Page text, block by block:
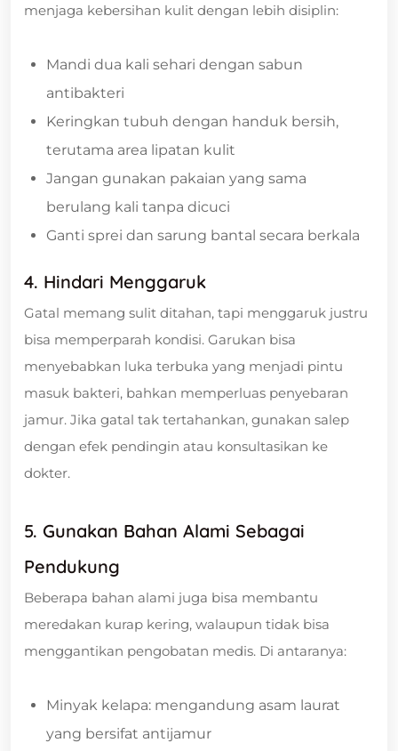
menjaga kebersihan kulit dengan lebih disiplin:
Mandi dua kali sehari dengan sabun
antibakteri
Keringkan tubuh dengan handuk bersih,
terutama area lipatan kulit
Jangan gunakan pakaian yang sama
berulang kali tanpa dicuci
Ganti sprei dan sarung bantal secara berkala
4. Hindari Menggaruk
Gatal memang sulit ditahan, tapi menggaruk justru
bisa memperparah kondisi. Garukan bisa
menyebabkan luka terbuka yang menjadi pintu
masuk bakteri, bahkan memperluas penyebaran
jamur. Jika gatal tak tertahankan, gunakan salep
dengan efek pendingin atau konsultasikan ke
dokter.
5. Gunakan Bahan Alami Sebagai
Pendukung
Beberapa bahan alami juga bisa membantu
meredakan kurap kering, walaupun tidak bisa
menggantikan pengobatan medis. Di antaranya:
Minyak kelapa: mengandung asam laurat
yang bersifat antijamur